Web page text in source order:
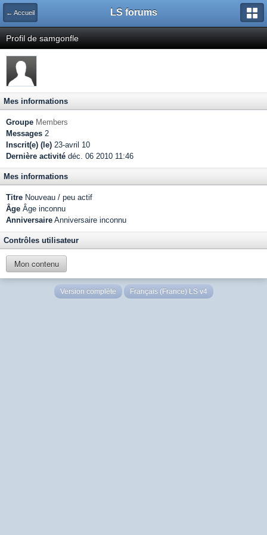
← Accueil LS forums
Profil de samgonfle
Mes informations
Groupe Members
Messages 2
Inscrit(e) (le) 23-avril 10
Dernière activité déc. 06 2010 11:46
Mes informations
Titre Nouveau / peu actif
Âge Âge inconnu
Anniversaire Anniversaire inconnu
Contrôles utilisateur
Mon contenu
Version complète Français (France) LS v4